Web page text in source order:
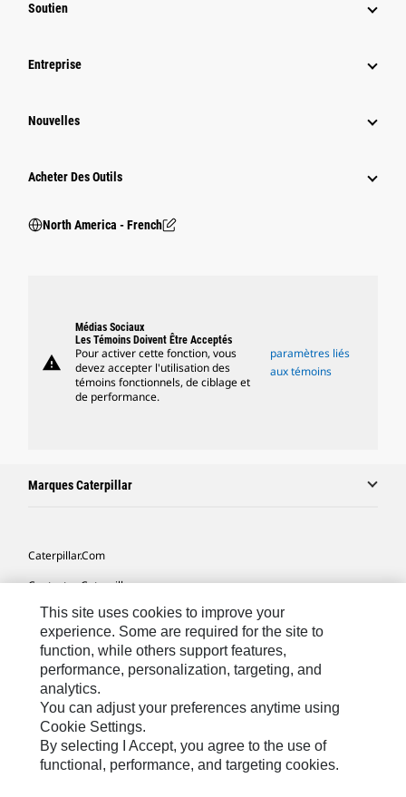
Soutien
Entreprise
Nouvelles
Acheter Des Outils
North America - French
warning
Médias Sociaux
Les Témoins Doivent Être Acceptés
Pour activer cette fonction, vous
devez accepter l'utilisation des
témoins fonctionnels, de ciblage et
de performance.
paramètres liés
aux témoins
Marques Caterpillar
Caterpillar.com
Contacter Caterpillar
Mes Préférences Marketing
Plan Du Site
Cookie Settings
Légales
Confidentialité
This site uses cookies to improve your
experience. Some are required for the site to
function, while others support features,
performance, personalization, targeting, and
analytics.
You can adjust your preferences anytime using
Cookie Settings.
By selecting I Accept, you agree to the use of
functional, performance, and targeting cookies.